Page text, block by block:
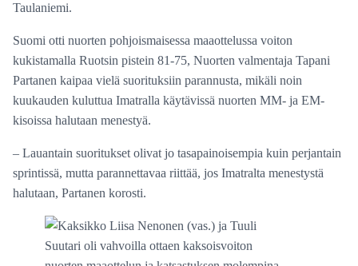
Taulaniemi.
Suomi otti nuorten pohjoismaisessa maaottelussa voiton
kukistamalla Ruotsin pistein 81-75, Nuorten valmentaja Tapani
Partanen kaipaa vielä suorituksiin parannusta, mikäli noin
kuukauden kuluttua Imatralla käytävissä nuorten MM- ja EM-
kisoissa halutaan menestyä.
– Lauantain suoritukset olivat jo tasapainoisempia kuin perjantain
sprintissä, mutta parannettavaa riittää, jos Imatralta menestystä
halutaan, Partanen korosti.